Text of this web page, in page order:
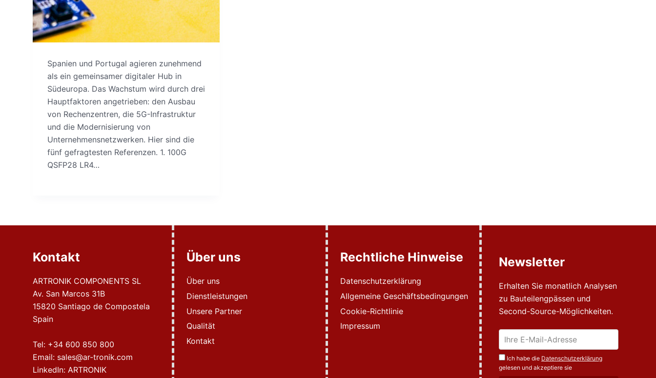
Spanien und Portugal agieren zunehmend
als ein gemeinsamer digitaler Hub in
Südeuropa. Das Wachstum wird durch drei
Hauptfaktoren angetrieben: den Ausbau
von Rechenzentren, die 5G-Infrastruktur
und die Modernisierung von
Unternehmensnetzwerken. Hier sind die
fünf gefragtesten Referenzen. 1. 100G
QSFP28 LR4…
Kontakt
ARTRONIK COMPONENTS SL
Av. San Marcos 31B
15820 Santiago de Compostela
Spain
Tel: +34 600 850 800
Email: sales@ar-tronik.com
LinkedIn:ARTRONIK
Über uns
Über uns
Dienstleistungen
Unsere Partner
Qualität
Kontakt
Rechtliche Hinweise
Datenschutzerklärung
Allgemeine Geschäftsbedingungen
Cookie-Richtlinie
Impressum
Newsletter
Erhalten Sie monatlich Analysen
zu Bauteilengpässen und
Second-Source-Möglichkeiten.
Ich habe die Datenschutzerklärung
gelesen und akzeptiere sie